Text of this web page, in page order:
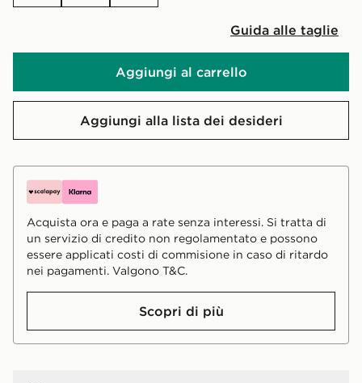
Guida alle taglie
Aggiungi al carrello
Aggiungi alla lista dei desideri
Acquista ora e paga a rate senza interessi. Si tratta di
un servizio di credito non regolamentato e possono
essere applicati costi di commisione in caso di ritardo
nei pagamenti. Valgono T&C.
Scopri di più